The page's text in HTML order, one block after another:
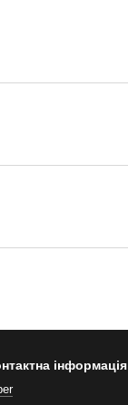
інформація